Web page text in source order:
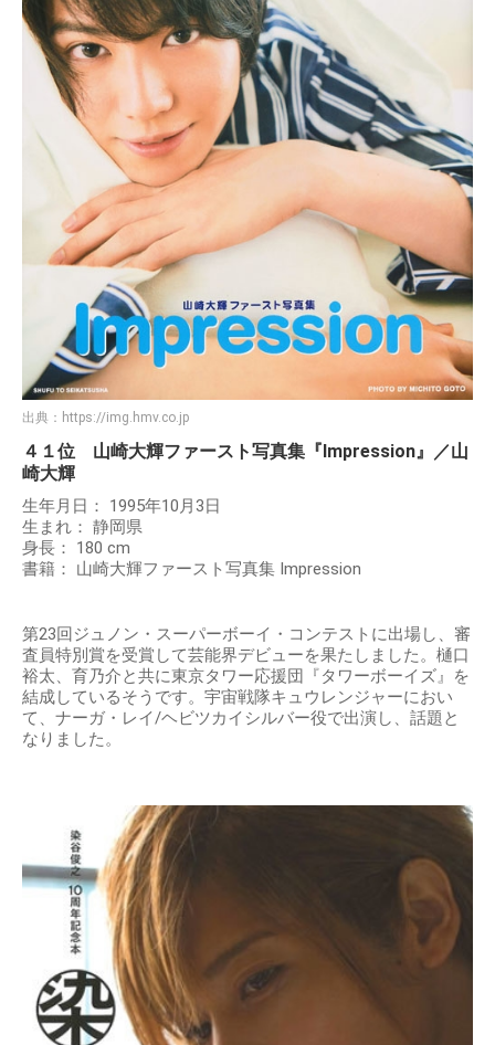
出典： https://img.hmv.co.jp
４１位 山崎大輝ファースト写真集『Impression』／山
崎大輝
生年月日： 1995年10月3日
生まれ： 静岡県
身長： 180 cm
書籍： 山崎大輝ファースト写真集 Impression
第23回ジュノン・スーパーボーイ・コンテストに出場し、審
査員特別賞を受賞して芸能界デビューを果たしました。樋口
裕太、育乃介と共に東京タワー応援団『タワーボーイズ』を
結成しているそうです。宇宙戦隊キュウレンジャーにおい
て、ナーガ・レイ/ヘビツカイシルバー役で出演し、話題と
なりました。